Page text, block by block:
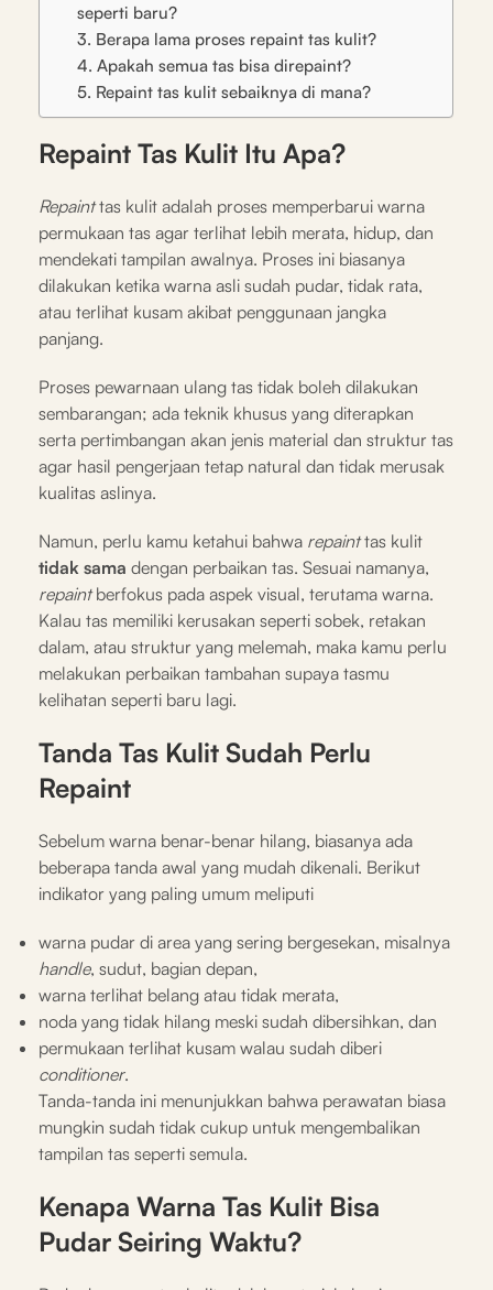
seperti baru?
3. Berapa lama proses repaint tas kulit?
4. Apakah semua tas bisa direpaint?
5. Repaint tas kulit sebaiknya di mana?
Repaint Tas Kulit Itu Apa?
Repainttas kulit adalah proses memperbarui warna
permukaan tas agar terlihat lebih merata, hidup, dan
mendekati tampilan awalnya. Proses ini biasanya
dilakukan ketika warna asli sudah pudar, tidak rata,
atau terlihat kusam akibat penggunaan jangka
panjang.
Proses pewarnaan ulang tas tidak boleh dilakukan
sembarangan; ada teknik khusus yang diterapkan
serta pertimbangan akan jenis material dan struktur tas
agar hasil pengerjaan tetap natural dan tidak merusak
kualitas aslinya.
Namun, perlu kamu ketahui bahwa repainttas kulit
tidak sama dengan perbaikan tas. Sesuai namanya,
repaintberfokus pada aspek visual, terutama warna.
Kalau tas memiliki kerusakan seperti sobek, retakan
dalam, atau struktur yang melemah, maka kamu perlu
melakukan perbaikan tambahan supaya tasmu
kelihatan seperti baru lagi.
Tanda Tas Kulit Sudah Perlu
Repaint
Sebelum warna benar-benar hilang, biasanya ada
beberapa tanda awal yang mudah dikenali. Berikut
indikator yang paling umum meliputi
warna pudar di area yang sering bergesekan, misalnya
handle, sudut, bagian depan,
warna terlihat belang atau tidak merata,
noda yang tidak hilang meski sudah dibersihkan, dan
permukaan terlihat kusam walau sudah diberi
conditioner.
Tanda-tanda ini menunjukkan bahwa perawatan biasa
mungkin sudah tidak cukup untuk mengembalikan
tampilan tas seperti semula.
Kenapa Warna Tas Kulit Bisa
Pudar Seiring Waktu?